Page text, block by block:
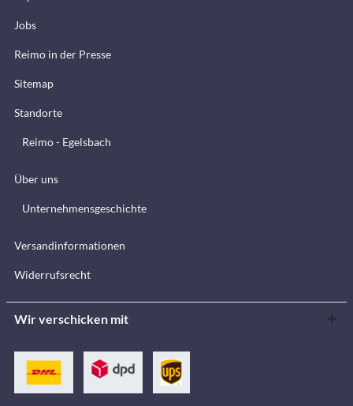
Jobs
Reimo in der Presse
Sitemap
Standorte
Reimo - Egelsbach
Über uns
Unternehmensgeschichte
Versandinformationen
Widerrufsrecht
Wir verschicken mit